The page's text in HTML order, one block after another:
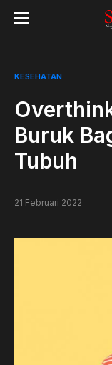
KESEHATAN
Buruk
Tubuh
21 Februari 2022